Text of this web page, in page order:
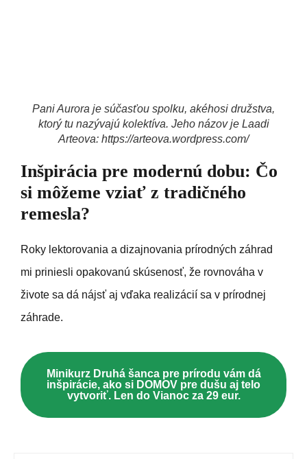
Pani Aurora je súčasťou spolku, akéhosi družstva,
ktorý tu nazývajú kolektíva. Jeho názov je Laadi
Arteova: https://arteova.wordpress.com/
Inšpirácia pre modernú dobu: Čo
si môžeme vziať z tradičného
remesla?
Roky lektorovania a dizajnovania prírodných záhrad
mi priniesli opakovanú skúsenosť, že rovnováha v
živote sa dá nájsť aj vďaka realizácií sa v prírodnej
záhrade.
Minikurz Druhá šanca pre prírodu vám dá
inšpirácie, ako si DOMOV pre dušu aj telo
vytvoriť. Len do Vianoc za 29 eur.